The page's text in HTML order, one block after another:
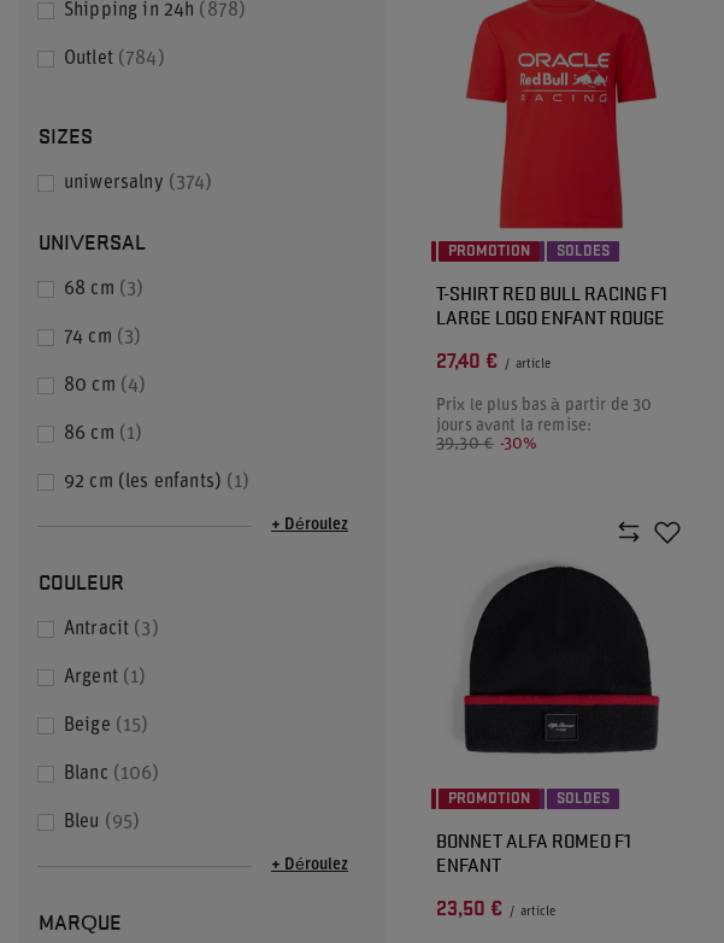
Shipping in 24h 878
Outlet 784
SIZES
uniwersalny 374
UNIVERSAL
68 cm 3
74 cm 3
80 cm 4
86 cm 1
92 cm (les enfants) 1
+ Déroulez
COULEUR
Antracit 3
Argent 1
Beige 15
Blanc 106
Bleu 95
+ Déroulez
MARQUE
PROMOTION SOLDES
T-SHIRT RED BULL RACING F1
LARGE LOGO ENFANT ROUGE
27,40 € / article
Prix le plus bas à partir de 30
jours avant la remise:
39,30 € -30%
PROMOTION SOLDES
BONNET ALFA ROMEO F1
ENFANT
23,50 € / article